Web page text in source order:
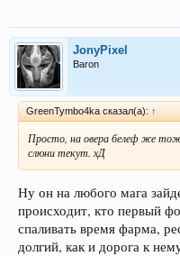
JonyPixel
Baron
GreenTymbo4ka сказал(а): ↑
Просто, на овера белеф же
слюни текут. хД
Ну он на любого мага
происходит, кто первый
спаливать время фарма,
долгий, как и дорога к